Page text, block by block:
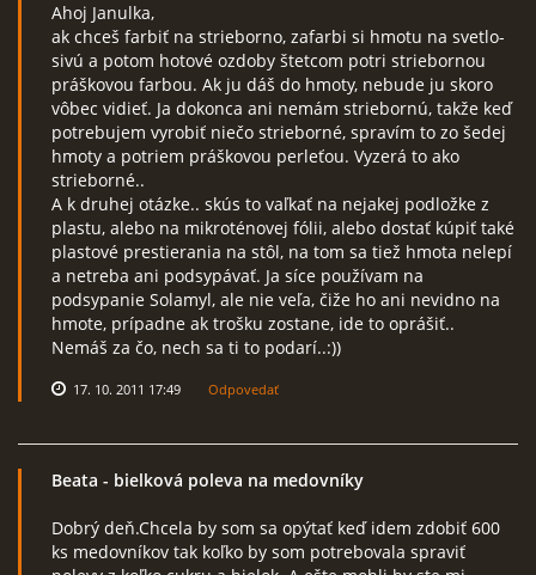
Ahoj Janulka,
ak chceš farbiť na strieborno, zafarbi si hmotu na svetlo-
sivú a potom hotové ozdoby štetcom potri striebornou
práškovou farbou. Ak ju dáš do hmoty, nebude ju skoro
vôbec vidieť. Ja dokonca ani nemám striebornú, takže keď
potrebujem vyrobiť niečo strieborné, spravím to zo šedej
hmoty a potriem práškovou perleťou. Vyzerá to ako
strieborné..
A k druhej otázke.. skús to vaľkať na nejakej podložke z
plastu, alebo na mikroténovej fólii, alebo dostať kúpiť také
plastové prestierania na stôl, na tom sa tiež hmota nelepí
a netreba ani podsypávať. Ja síce používam na
podsypanie Solamyl, ale nie veľa, čiže ho ani nevidno na
hmote, prípadne ak trošku zostane, ide to oprášiť..
Nemáš za čo, nech sa ti to podarí..:))
17. 10. 2011 17:49 Odpovedať
Beata - bielková poleva na medovníky
Dobrý deň.Chcela by som sa opýtať keď idem zdobiť 600
ks medovníkov tak koľko by som potrebovala spraviť